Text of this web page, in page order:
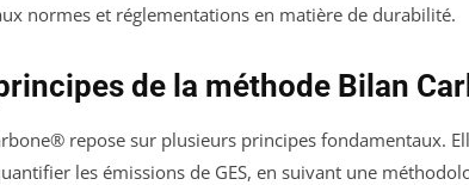
normes et réglementations en matière de durabilité.
de la méthode Bilan
repose sur plusieurs principes fondamentaux.
les émissions de GES, en suivant une